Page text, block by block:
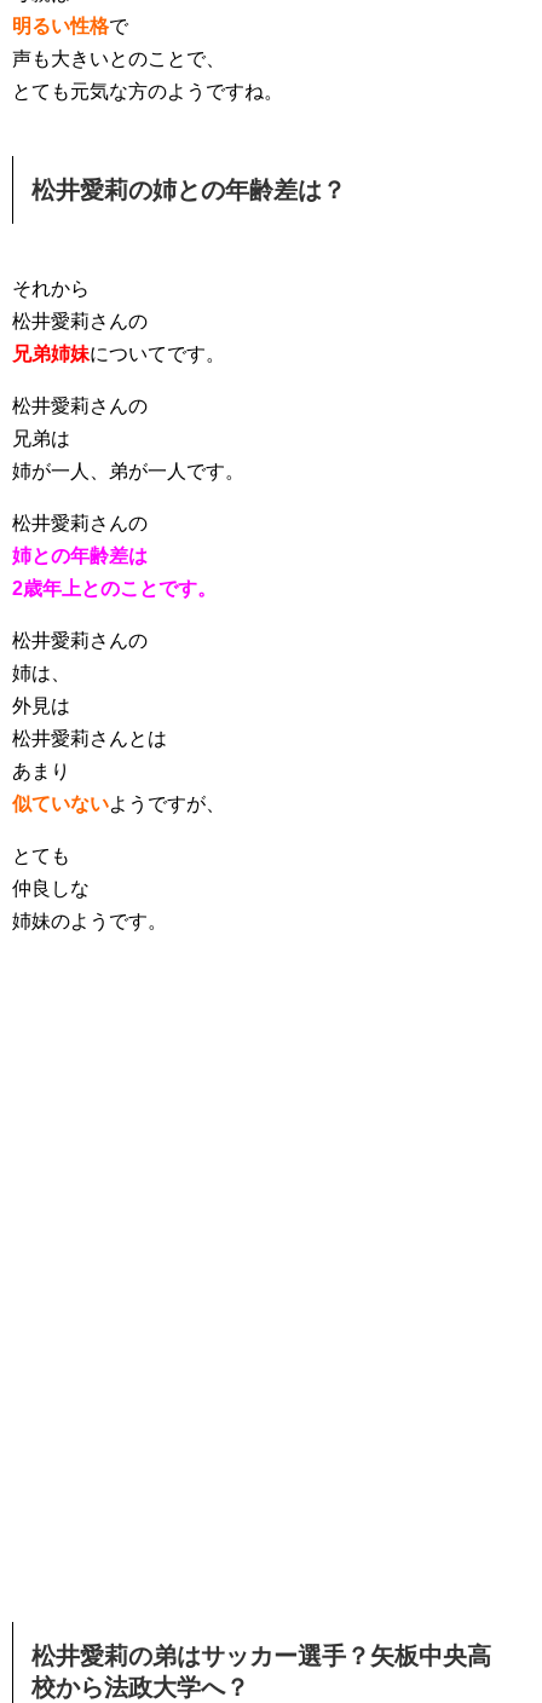
明るい性格で
声も大きいとのことで、
とても元気な方のようですね。
松井愛莉の姉との年齢差は？
それから
松井愛莉さんの
兄弟姉妹についてです。
松井愛莉さんの
兄弟は
姉が一人、弟が一人です。
松井愛莉さんの
姉との年齢差は
2歳年上とのことです。
松井愛莉さんの
姉は、
外見は
松井愛莉さんとは
あまり
似ていないようですが、
とても
仲良しな
姉妹のようです。
松井愛莉の弟はサッカー選手？矢板中央高
校から法政大学へ？